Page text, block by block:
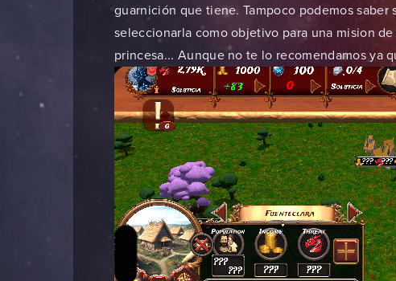
guarnición que tiene. Tampoco podemos
seleccionarla como objetivo para una mision
princesa... Aunque no te lo recomendamos ya